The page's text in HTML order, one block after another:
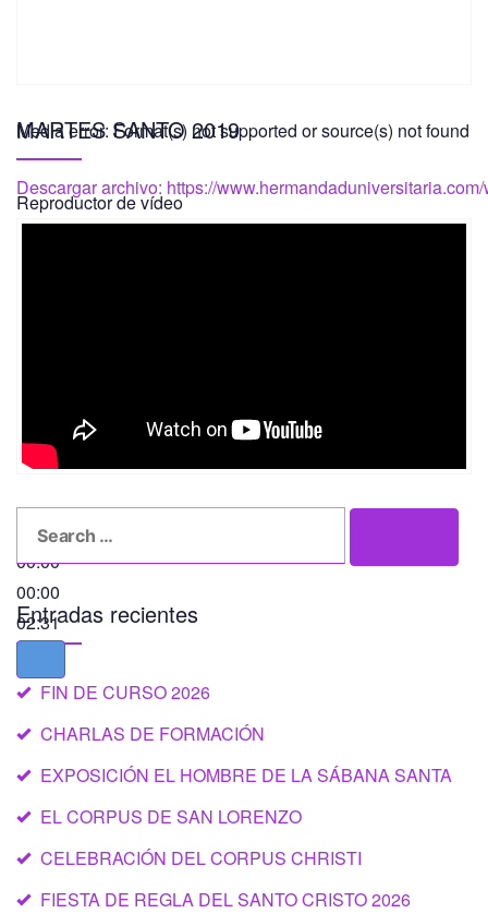
Media error: Format(s) not supported or source(s) not found
Descargar archivo: https://
MARTES SANTO 2019
Reproductor de vídeo
00:00
00:00
02:31
Entradas recientes
FIN DE CURSO 2026
CHARLAS DE FORMACIÓN
EXPOSICIÓN EL HOMBRE DE LA SÁBANA SANTA
EL CORPUS DE SAN LORENZO
CELEBRACIÓN DEL CORPUS CHRISTI
FIESTA DE REGLA DEL SANTO CRISTO 2026